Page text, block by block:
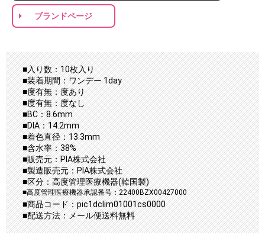
ブランドページ
■入り数：10枚入り
■装着期間：ワンデー 1day
■度有無：度あり
■度有無：度なし
■BC：8.6mm
■DIA：14.2mm
■着色直径：13.3mm
■含水率：38%
■販売元：PIA株式会社
■製造販売元：PIA株式会社
■区分：高度管理医療機器(韓国製)
■高度管理医療機器承認番号：22400BZX00427000
■商品コード：pic1dclim01001cs0000
■配送方法：メール便送料無料